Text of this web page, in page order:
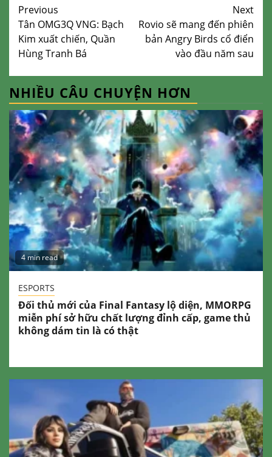
Continue
Reading
Previous
Tân OMG3Q VNG: Bạch
Kim xuất chiến, Quần
Hùng Tranh Bá
Next
Rovio sẽ mang đến phiên
bản Angry Birds cổ điển
vào đầu năm sau
NHIỀU CÂU CHUYỆN HƠN
4 min read
ESPORTS
Đối thủ mới của Final Fantasy lộ diện, MMORPG
miễn phí sở hữu chất lượng đỉnh cấp, game thủ
không dám tin là có thật